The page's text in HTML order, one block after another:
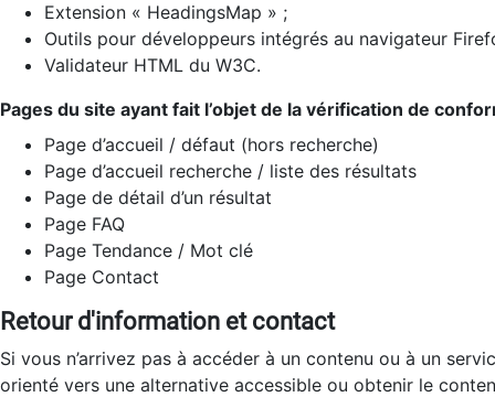
Extension « HeadingsMap » ;
Outils pour développeurs intégrés au navigateur
Validateur HTML du W3C.
Pages du site ayant fait l’objet de la vérification de
Page d’accueil / défaut (hors recherche)
Page d’accueil recherche / liste des résultats
Page de détail d’un résultat
Page FAQ
Page Tendance / Mot clé
Page Contact
Retour d'information et contact
Si vous n’arrivez pas à accéder à un contenu ou à un
orienté vers une alternative accessible ou obtenir le